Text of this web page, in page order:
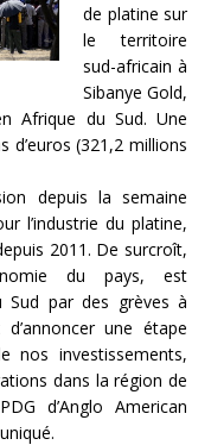
de platine sur
le territoire
sud-africain à
Sibanye Gold,
Afrique du Sud. Une
d’euros (321,2 millions
depuis la semaine
l’industrie du platine,
2011. De surcroît,
du pays, est
Sud par des grèves à
une étape
nos investissements,
dans la région de
d’Anglo American